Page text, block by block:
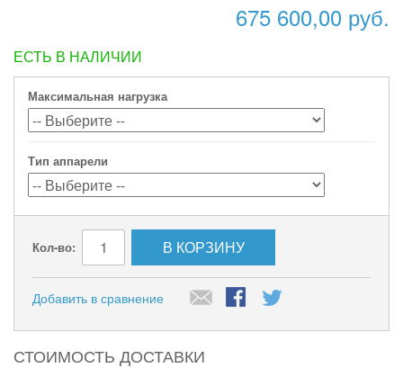
675 600,00 руб.
ЕСТЬ В НАЛИЧИИ
Максимальная нагрузка
Тип аппарели
Кол-во: В КОРЗИНУ
Добавить в сравнение
СТОИМОСТЬ ДОСТАВКИ